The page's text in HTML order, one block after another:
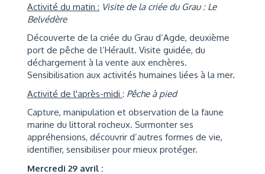
Activité du matin : Visite de la criée du Grau : Le
Belvédère
Découverte de la criée du Grau d’Agde, deuxième
port de pêche de l’Hérault. Visite guidée, du
déchargement à la vente aux enchères.
Sensibilisation aux activités humaines liées à la mer.
Activité de l'après-midi : Pêche à pied
Capture, manipulation et observation de la faune
marine du littoral rocheux. Surmonter ses
appréhensions, découvrir d’autres formes de vie,
identifier, sensibiliser pour mieux protéger.
Mercredi 29 avril :